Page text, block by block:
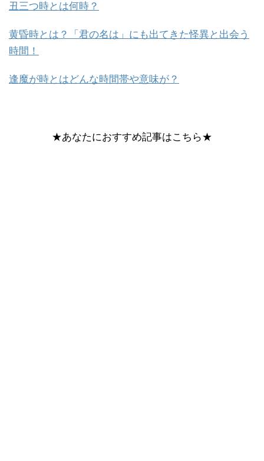
丑三つ時とは何時？
黄昏時とは？「君の名は」にも出てきた怪異と出会う
時間！
逢魔が時とはどんな時間帯や意味が？
★あなたにおすすめ記事はこちら★